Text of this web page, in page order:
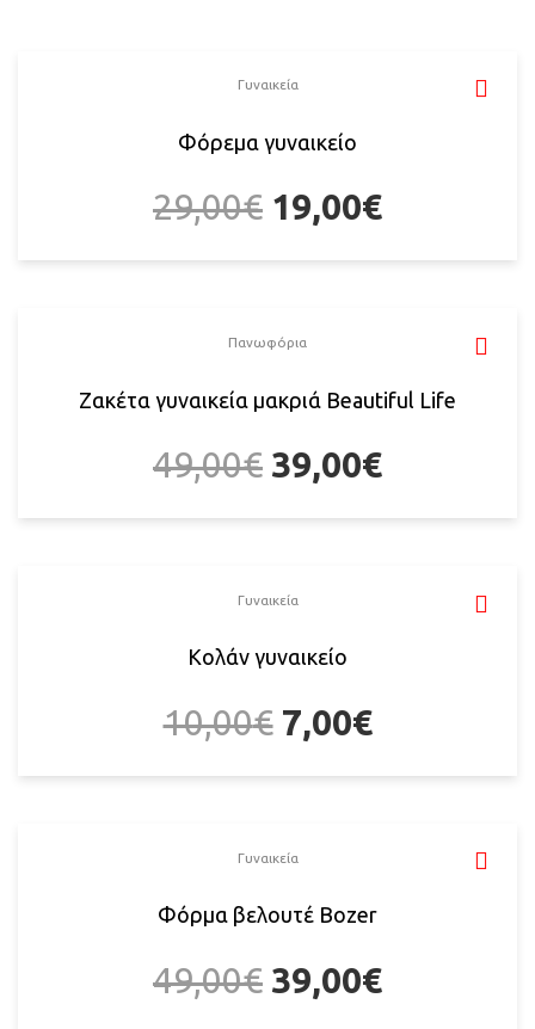
Γυναικεία
Φόρεμα γυναικείο
29,00€ 19,00€
Πανωφόρια
Ζακέτα γυναικεία μακριά Beautiful Life
49,00€ 39,00€
Γυναικεία
Κολάν γυναικείο
10,00€ 7,00€
Γυναικεία
Φόρμα βελουτέ Bozer
49,00€ 39,00€